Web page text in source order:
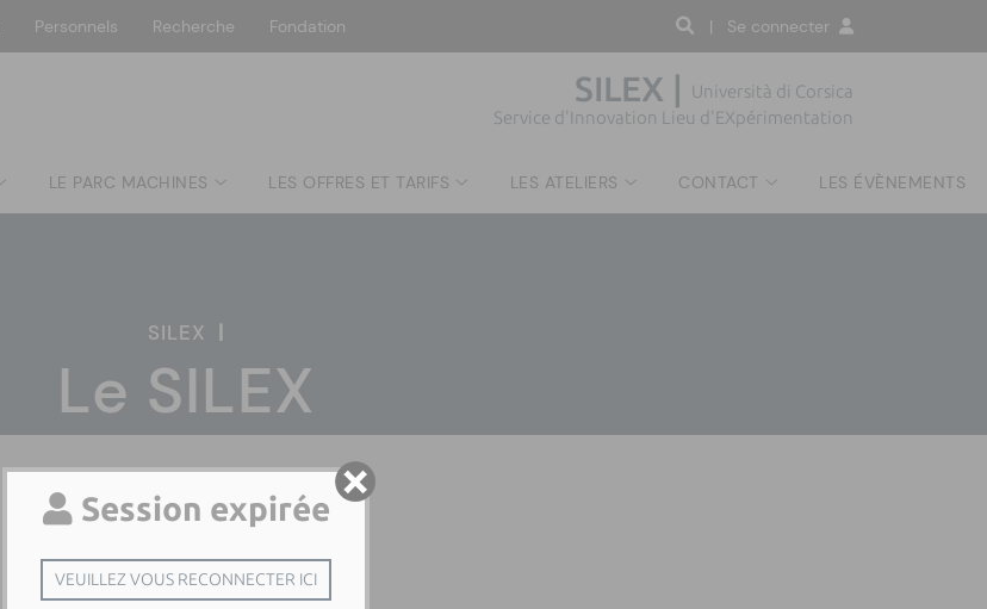
Personnels Recherche Fondation | Se connecter
SILEX |
Università di Corsica
Service d'Innovation Lieu d'EXpérimentation
LE PARC MACHINES LES OFFRES ET TARIFS LES ATELIERS CONTACT LES ÉVÈNEMENTS
SILEX
Le SILEX